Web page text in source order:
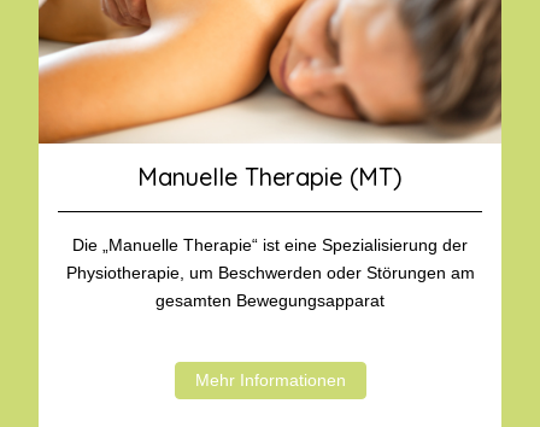
Manuelle Therapie (MT)
Die „Manuelle Therapie“ ist eine Spezialisierung der
Physiotherapie, um Beschwerden oder Störungen am
gesamten Bewegungsapparat
Mehr Informationen